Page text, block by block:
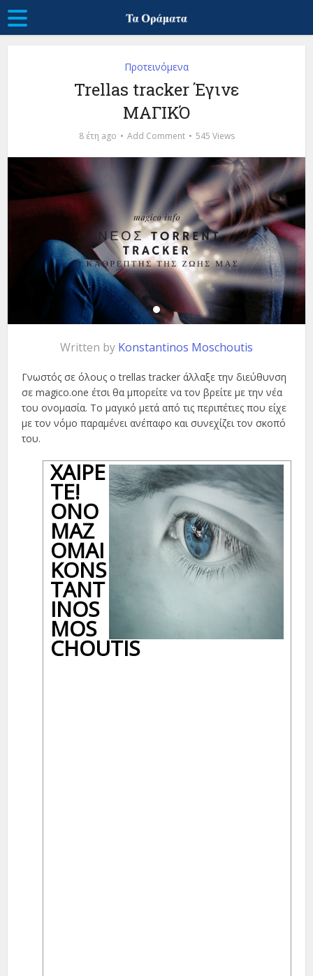
Προτεινόμενα
Trellas tracker Έγινε
ΜΑΓΙΚΌ
8 έτη ago Add Comment 545 Views
Written by Konstantinos Moschoutis
Γνωστός σε όλους ο trellas tracker άλλαξε την διεύθυνση
σε magico.one έτσι θα μπορείτε να τον βρείτε με την νέα
του ονομασία. Το μαγικό μετά από τις περιπέτιες που είχε
με τον νόμο παραμένει ανέπαφο και συνεχίζει τον σκοπό
του.
ΧΑΊΡΕ
ΤΕ!
ΟΝΟ
ΜΆΖ
ΟΜΑΙ
KONS
TANT
INOS
MOS
CHOUTIS